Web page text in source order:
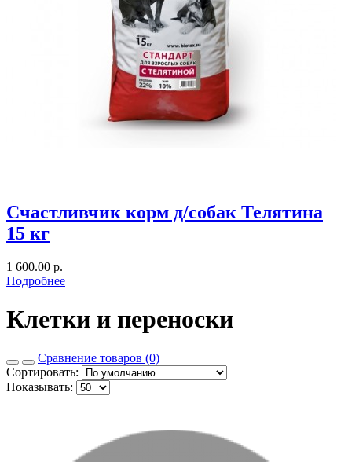
Счастливчик корм д/собак Телятина
15 кг
1 600.00 р.
Подробнее
Клетки и переноски
Сравнение товаров (0)
Сортировать:
Показывать: